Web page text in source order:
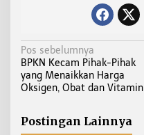
N
a
v
g
Pos sebelumnya
BPKN Kecam Pihak-Pihak
yang Menaikkan Harga
Oksigen, Obat dan Vitamin
Postingan Lainnya